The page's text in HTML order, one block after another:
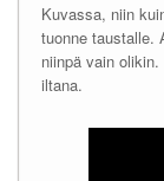
Kuvassa, niin
tuonne taustalle.
niinpä vain
iltana.